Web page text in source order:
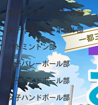
男子バスケットボール部
女子バスケットボール部
バドミントン部
女子バレーボール部
男子ハンドボール部
女子ハンドボール部
【お知らせ】8/8
ゲーム「